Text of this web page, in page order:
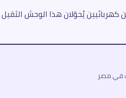
كهربائيين يُحوّلان هذا الوحش